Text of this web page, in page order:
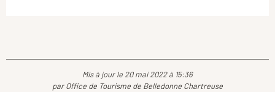
Mis à jour le 20 mai 2022 à 15:36
par Office de Tourisme de Belledonne Chartreuse